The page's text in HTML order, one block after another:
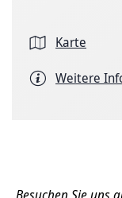
Karte
Weitere